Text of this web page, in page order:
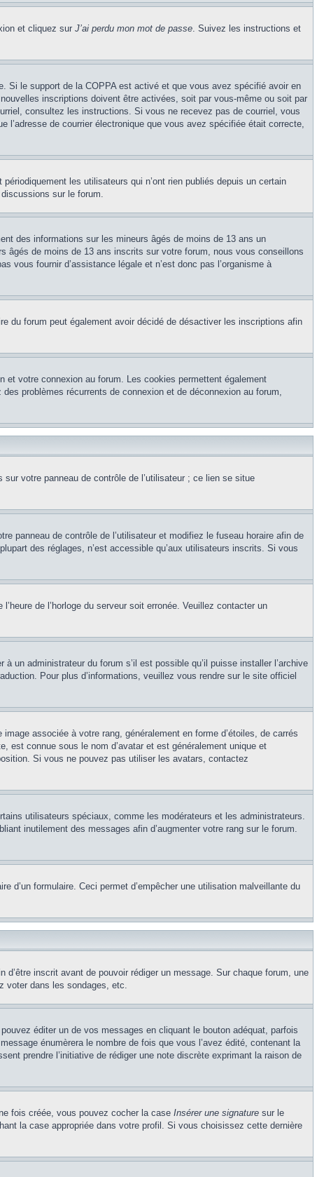
et cliquez sur J’ai perdu mon mot de passe. Suivez les instructions et
Si le support de la COPPA est activé et que vous avez spécifié avoir en
inscriptions doivent être activées, soit par vous-même ou soit par
consultez les instructions. Si vous ne recevez pas de courriel, vous
de courrier électronique que vous avez spécifiée était correcte,
les utilisateurs qui n’ont rien publiés depuis un certain
sur le forum.
des informations sur les mineurs âgés de moins de 13 ans un
âgés de moins de 13 ans inscrits sur votre forum, nous vous conseillons
vous fournir d’assistance légale et n’est donc pas l’organisme à
du forum peut également avoir décidé de désactiver les inscriptions afin
et votre connexion au forum. Les cookies permettent également
problèmes récurrents de connexion et de déconnexion au forum,
votre panneau de contrôle de l’utilisateur ; ce lien se situe
panneau de contrôle de l’utilisateur et modifiez le fuseau horaire afin de
des réglages, n’est accessible qu’aux utilisateurs inscrits. Si vous
de l’horloge du serveur soit erronée. Veuillez contacter un
un administrateur du forum s’il est possible qu’il puisse installer l’archive
Pour plus d’informations, veuillez vous rendre sur le site officiel
associée à votre rang, généralement en forme d’étoiles, de carrés
est connue sous le nom d’avatar et est généralement unique et
Si vous ne pouvez pas utiliser les avatars, contactez
utilisateurs spéciaux, comme les modérateurs et les administrateurs.
inutilement des messages afin d’augmenter votre rang sur le forum.
d’un formulaire. Ceci permet d’empêcher une utilisation malveillante du
inscrit avant de pouvoir rédiger un message. Sur chaque forum, une
voter dans les sondages, etc.
éditer un de vos messages en cliquant le bouton adéquat, parfois
énumèrera le nombre de fois que vous l’avez édité, contenant la
prendre l’initiative de rédiger une note discrète exprimant la raison de
fois créée, vous pouvez cocher la case Insérer une signature sur le
la case appropriée dans votre profil. Si vous choisissez cette dernière